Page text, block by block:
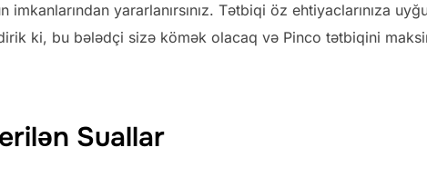
imkanlarından yararlanırsınız. Tətbiqi öz ehtiyaclarınıza
ki, bu bələdçi sizə kömək olacaq və Pinco tətbiqini
Suallar